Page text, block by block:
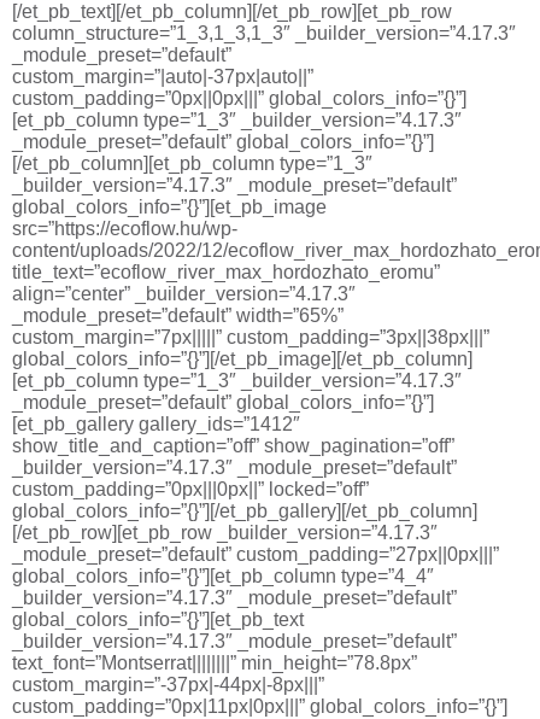
[/et_pb_text][/et_pb_column][/et_pb_row][et_pb_row
column_structure=”1_3,1_3,1_3″ _builder_version=”4.17.3″
_module_preset=”default”
custom_margin=”|auto|-37px|auto||”
custom_padding=”0px||0px|||” global_colors_info=”{}”]
[et_pb_column type=”1_3″ _builder_version=”4.17.3″
_module_preset=”default” global_colors_info=”{}”]
[/et_pb_column][et_pb_column type=”1_3″
_builder_version=”4.17.3″ _module_preset=”default”
global_colors_info=”{}”][et_pb_image
src=”https://ecoflow.hu/wp-
content/uploads/2022/12/
title_text=”ecoflow_river_max_hordozhato_eromu”
align=”center” _builder_version=”4.17.3″
_module_preset=”default” width=”65%”
custom_margin=”7px|||||” custom_padding=”3px||38px|||”
global_colors_info=”{}”][/et_pb_image][/et_pb_column]
[et_pb_column type=”1_3″ _builder_version=”4.17.3″
_module_preset=”default” global_colors_info=”{}”]
[et_pb_gallery gallery_ids=”1412″
show_title_and_caption=”off” show_pagination=”off”
_builder_version=”4.17.3″ _module_preset=”default”
custom_padding=”0px|||0px||” locked=”off”
global_colors_info=”{}”][/et_pb_gallery][/et_pb_column]
[/et_pb_row][et_pb_row _builder_version=”4.17.3″
_module_preset=”default” custom_padding=”27px||0px|||”
global_colors_info=”{}”][et_pb_column type=”4_4″
_builder_version=”4.17.3″ _module_preset=”default”
global_colors_info=”{}”][et_pb_text
_builder_version=”4.17.3″ _module_preset=”default”
text_font=”Montserrat||||||||” min_height=”78.8px”
custom_margin=”-37px|-44px|-8px|||”
custom_padding=”0px|11px|0px|||” global_colors_info=”{}”]